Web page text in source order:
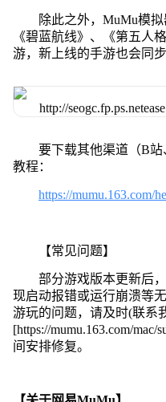
除此之外，MuMu模
《碧蓝航线》、《第五人
游，新上线的手游也会同步
要下载其他渠道（B
教程：
https://mumu.163.com/
【常见问题】
部分游戏版本更新后
现启动报错或运行崩溃等
游玩的问题，请及时(联系
[https://mumu.163.com/
间安排修复。